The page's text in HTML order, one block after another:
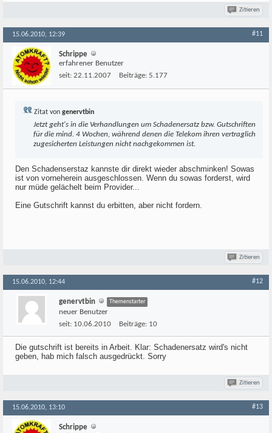
Zitieren
15.06.2010, 12:39 #11
Schrippe
erfahrener Benutzer
seit: 22.11.2007 Beiträge: 5.177
Zitat von genervtbin
Jetzt geht's in die Verhandlungen um Schadenersatz bzw. Gutschriften
für die mind. 4 Wochen, während denen die Telekom ihren vertraglich
zugesicherten Leistungen nicht nachgekommen ist.
Den Schadenserstaz kannste dir direkt wieder abschminken! Sowas
ist von vorneherein ausgeschlossen. Wenn du sowas forderst, wird
nur müde gelächelt beim Provider...
Eine Gutschrift kannst du erbitten, aber nicht fordern.
Zitieren
15.06.2010, 12:44 #12
genervtbin Themenstarter
neuer Benutzer
seit: 10.06.2010 Beiträge: 10
Die gutschrift ist bereits in Arbeit. Klar: Schadenersatz wird's nicht
geben, hab mich falsch ausgedrückt. Sorry
Zitieren
15.06.2010, 13:10 #13
Schrippe